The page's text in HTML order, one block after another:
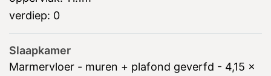
verdiep: 0
Slaapkamer
Marmervloer - muren + plafond geverfd - 4,15 x